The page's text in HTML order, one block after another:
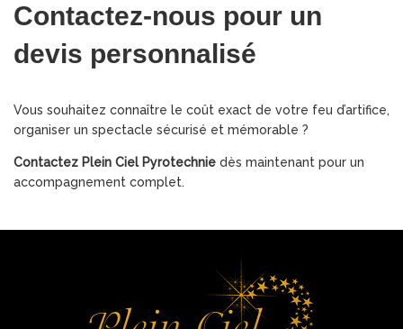
Contactez-nous pour un
devis personnalisé
Vous souhaitez connaître le coût exact de votre feu d’artifice,
organiser un spectacle sécurisé et mémorable ?
Contactez Plein Ciel Pyrotechnie dès maintenant pour un
accompagnement complet.